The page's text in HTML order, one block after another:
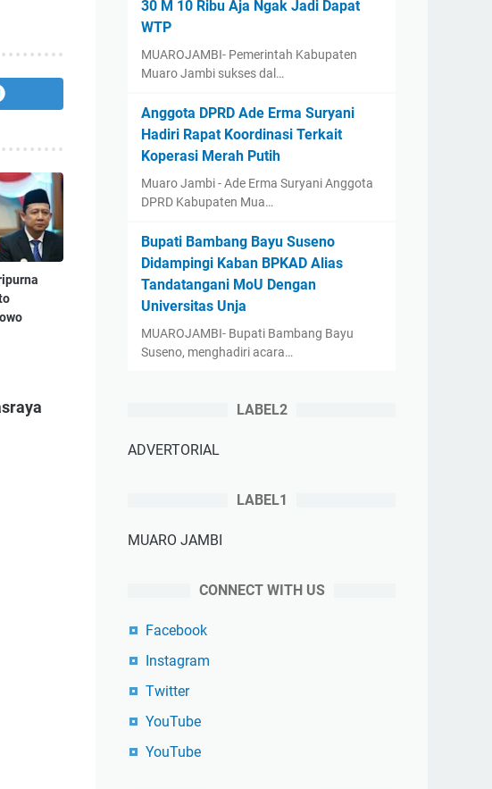
30 M 10 Ribu Aja Ngak Jadi Dapat
WTP ‎
‎MUAROJAMBI- Pemerintah Kabupaten
Muaro Jambi sukses dal…
Anggota DPRD Ade Erma Suryani
Hadiri Rapat Koordinasi Terkait
Koperasi Merah Putih
Muaro Jambi - Ade Erma Suryani Anggota
DPRD Kabupaten Mua…
‎Bupati Bambang Bayu Suseno
Didampingi Kaban BPKAD Alias
Tandatangani MoU Dengan
Universitas Unja ‎ ‎
‎MUAROJAMBI- Bupati Bambang Bayu
Suseno, menghadiri acara…
LABEL2
ADVERTORIAL
LABEL1
MUARO JAMBI
CONNECT WITH US
Facebook
Instagram
Twitter
YouTube
YouTube